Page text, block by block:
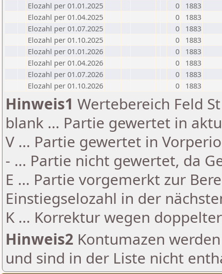
Elozahl per 01.01.2025
0
1883
Elozahl per 01.04.2025
0
1883
Elozahl per 01.07.2025
0
1883
Elozahl per 01.10.2025
0
1883
Elozahl per 01.01.2026
0
1883
Elozahl per 01.04.2026
0
1883
Elozahl per 01.07.2026
0
1883
Elozahl per 01.10.2026
0 1883
Hinweis1 Wertebereich Feld
blank ... Partie gewertet in
V ... Partie gewertet in
- ... Partie nicht gewertet, da
E ... Partie vorgemerkt zur
Einstiegselozahl in der
K ... Korrektur wegen
Hinweis2 Kontumazen
und sind in der Liste nicht